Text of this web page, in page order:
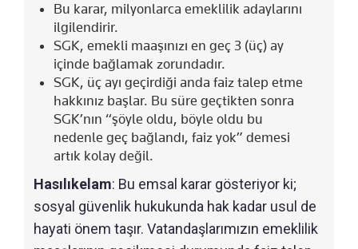
Bu karar, milyonlarca emeklilik adaylarını
ilgilendirir.
SGK, emekli maaşınızı en geç 3 (üç) ay
içinde bağlamak zorundadır.
SGK, üç ayı geçirdiği anda faiz talep etme
hakkınız başlar. Bu süre geçtikten sonra
SGK’nın “şöyle oldu, böyle oldu bu
nedenle geç bağlandı, faiz yok” demesi
artık kolay değil.
Hasılıkelam: Bu emsal karar gösteriyor ki;
sosyal güvenlik hukukunda hak kadar usul de
hayati önem taşır. Vatandaşlarımızın emeklilik